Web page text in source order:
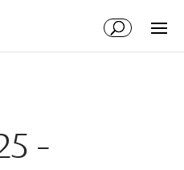
–